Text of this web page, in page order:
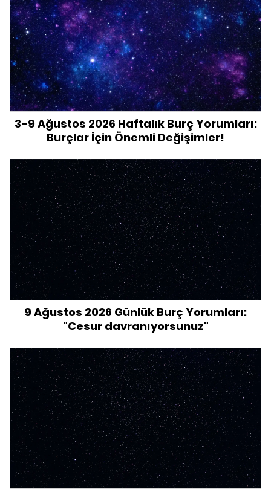
3-9 Ağustos 2026 Haftalık Burç Yorumları:
Burçlar İçin Önemli Değişimler!
9 Ağustos 2026 Günlük Burç Yorumları:
"Cesur davranıyorsunuz"